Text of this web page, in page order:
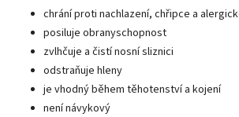
chrání proti nachlazení, chřipce a
posiluje obranyschopnost
zvlhčuje a čistí nosní sliznici
odstraňuje hleny
je vhodný během těhotenství a kojení
není návykový